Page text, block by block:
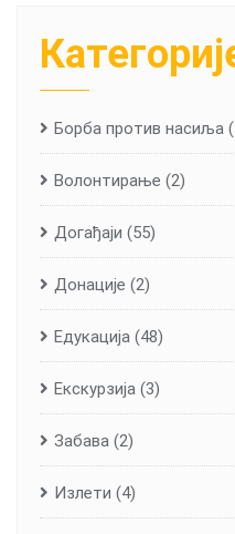
Борба против насиља
Волонтирање (2)
Догађаји (55)
Донације (2)
Едукација (48)
Екскурзија (3)
Забава (2)
Излети (4)